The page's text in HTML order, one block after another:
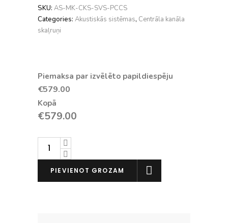
SKU: AS-MK-CKS-SVS-PCCS
Categories: Akustiskās sistēmas, Centrāla kanāla
skaļruņi
Piemaksa par izvēlēto papildiespēju
€579.00
Kopā
€579.00
SVS
Center
Channel
PIEVIENOT GROZAM